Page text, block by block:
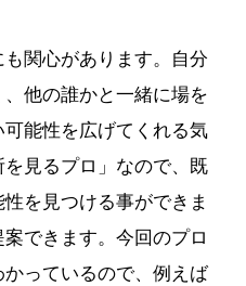
関心があります。自分
他の誰かと一緒に場を
能性を広げてくれる気
見るプロ」なので、既
を見つける事ができま
できます。今回のプロ
っているので、例えば